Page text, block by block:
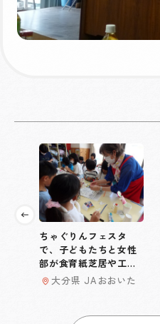
ちゃぐりんフェスタ
で、子どもたちと女性
部が食育紙芝居や工作
などとおして交流
大分県 JAおおいた